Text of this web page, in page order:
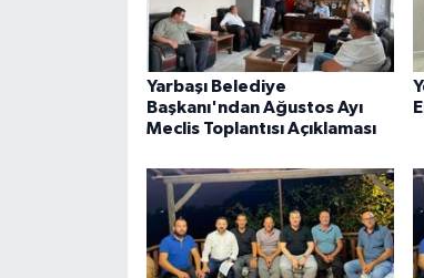
Yarbaşı Belediye
Başkanı'ndan Ağustos Ayı
Meclis Toplantısı Açıklaması